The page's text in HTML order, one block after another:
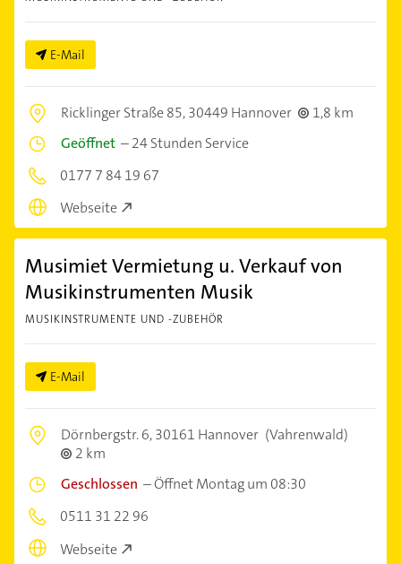
E-Mail
Ricklinger Straße 85,30449 Hannover
1,8 km
Geöffnet –24 Stunden Service
0177 7 84 19 67
Webseite
Musimiet Vermietung u. Verkauf von
Musikinstrumenten Musik
MUSIKINSTRUMENTE UND -ZUBEHÖR
E-Mail
Dörnbergstr. 6,30161 Hannover (Vahrenwald)
2 km
Geschlossen –Öffnet Montag um 08:30
0511 31 22 96
Webseite